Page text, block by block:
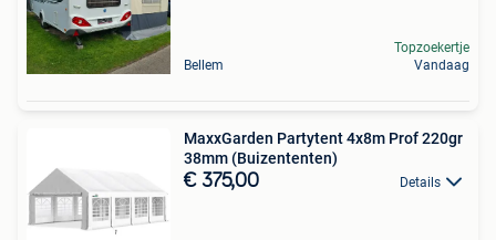
Bellem
Topzoekertje
Vandaag
MaxxGarden Partytent 4x8m Prof 220gr
38mm (Buizententen)
€ 375,00 Details